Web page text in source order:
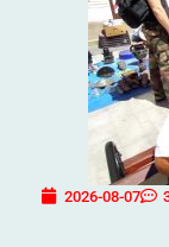
2026-08-07